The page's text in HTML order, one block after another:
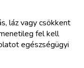
láz vagy csökkent
fel kell
egészségügyi